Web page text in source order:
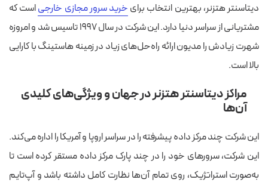
دیتاسنتر هتزنر، بهترین انتخاب برای خرید سرور مجازی خارجیاست که
مشتریانی از سراسر دنیا دارد. این شرکت در سال ۱۹۹۷ تاسیس شد و امروزه
شهرت زیادش را مدیون ارائه راه‌حل‌های زیاد در زمینه هاستینگ با کارایی
بالا است.
مراکز دیتاسنتر هتزنر در جهان و ویژگی‌های کلیدی
آن‌ها
این شرکت چند مرکز داده پیشرفته را در سراسر اروپا و آمریکا را اداره می‌کند.
این شرکت، سرورهای خود را در چند پارک مرکز داده مستقر کرده است تا
به‌صورت استراتژیک، روی تمام آن‌ها نظارت کامل داشته باشد و آپ‌تایم